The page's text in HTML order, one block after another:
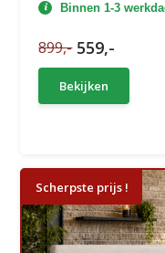
Binnen 1-3
899,- 559,-
Bekijken
Scherpste prijs !